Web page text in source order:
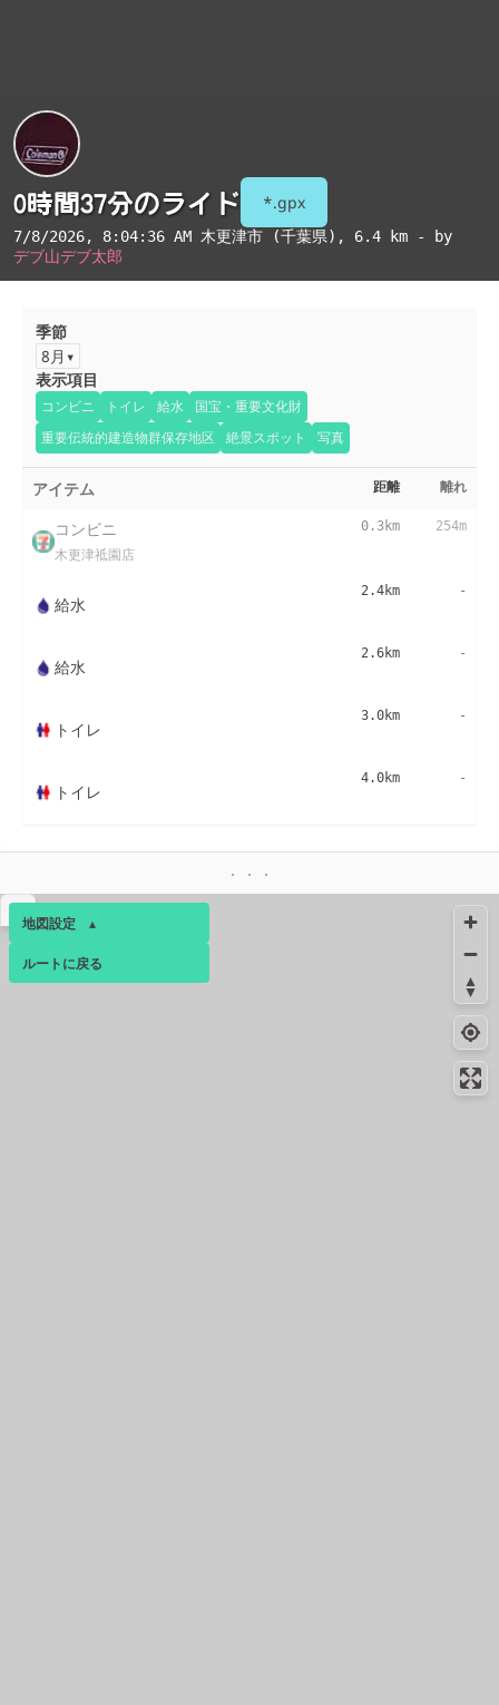
0時間37分のライド *.gpx
7/8/2026, 8:04:36 AM 木更津市 (千葉県) , 6.4 km - by
デブ山デブ太郎
季節
8月
表示項目
コンビニ トイレ 給水
国宝・重要文化財
重要伝統的建造物群保存地区
絶景スポット 写真
アイテム 距離 離れ
コンビニ
木更津祗園店
0.3km 254m
給水
2.4km -
給水
2.6km -
トイレ
3.0km -
トイレ
4.0km -
地図設定 ▴
ベース ▴
ルートに戻る